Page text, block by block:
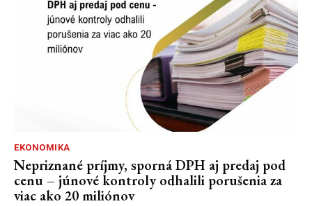
EKONOMIKA
Nepriznané príjmy, sporná DPH aj predaj pod
cenu – júnové kontroly odhalili porušenia za
viac ako 20 miliónov